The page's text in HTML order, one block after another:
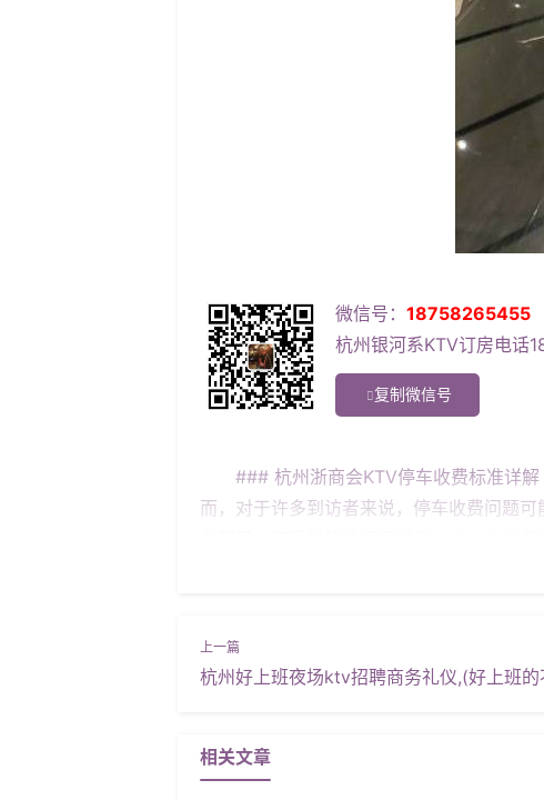
微信号： 18758265455
杭州银河系KTV订房电话
复制微信号
### 杭州浙商会KTV停车收费标准详解
而，对于许多到访者来说，停车收费问题
车费用，享受愉快的娱乐时光。 #### **
史悠久而又现代化的城市，浙商会KTV作
是短暂停留，比如去KTV唱歌或用餐，可
费。例如，如果您停车1小时，费用为5元
* 为了更好地理解这些标准在实际中的应用
您的停车时间为6小时。根据收费标准： -
杭州好上班夜场ktv招聘商务礼仪,(好上班的
相关文章